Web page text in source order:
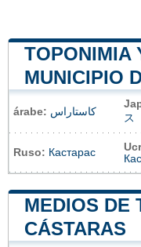
TOPONIMIA
MUNICIPIO
árabe: كاستاراس
ス
Ruso: Кастарас
MEDIOS DE
CÁSTARAS